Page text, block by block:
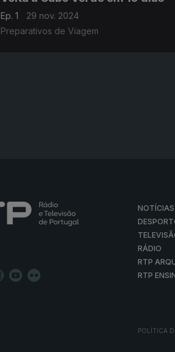
Ep. 1
29 nov. 2024
Preparativos de Viagem
NOTÍCIAS
RÁDIO
RTP
RTP
POLÍTICA